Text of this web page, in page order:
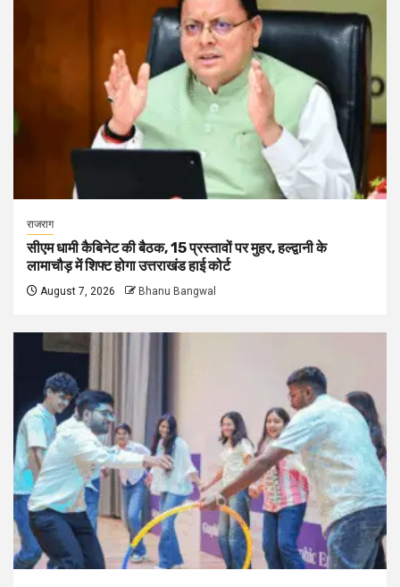
राजराग
सीएम धामी कैबिनेट की बैठक, 15 प्रस्तावों पर मुहर, हल्द्वानी के
लामाचौड़ में शिफ्ट होगा उत्तराखंड हाई कोर्ट
August 7, 2026 Bhanu Bangwal